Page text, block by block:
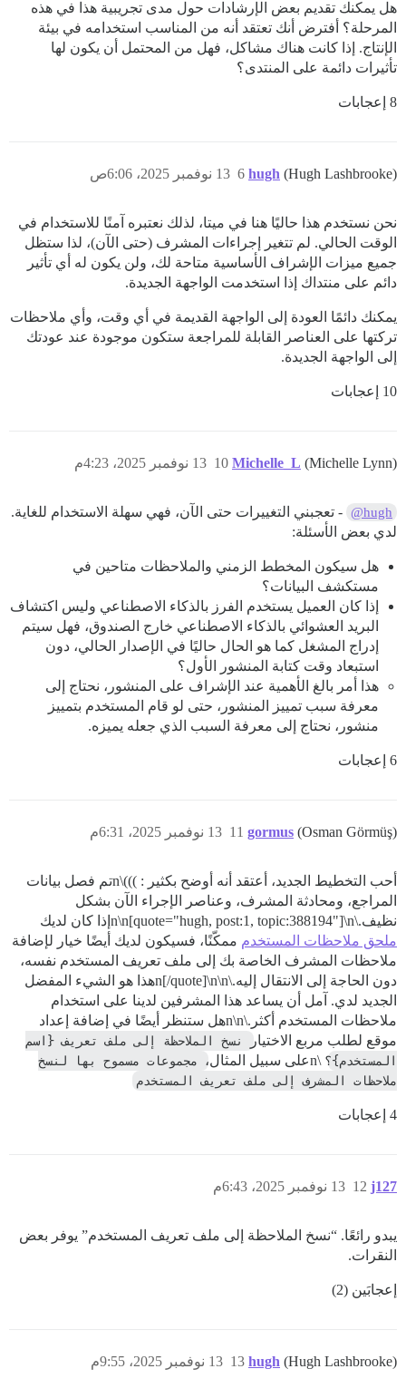
هل يمكنك تقديم بعض الإرشادات حول مدى تجريبية هذا في هذه
المرحلة؟ أفترض أنك تعتقد أنه من المناسب استخدامه في بيئة
الإنتاج. إذا كانت هناك مشاكل، فهل من المحتمل أن يكون لها
تأثيرات دائمة على المنتدى؟
8 إعجابات
hugh (Hugh Lashbrooke) 13 نوفمبر 2025، 6:06ص 6
نحن نستخدم هذا حاليًا هنا في ميتا، لذلك نعتبره آمنًا للاستخدام في
الوقت الحالي. لم تتغير إجراءات المشرف (حتى الآن)، لذا ستظل
جميع ميزات الإشراف الأساسية متاحة لك، ولن يكون له أي تأثير
دائم على منتداك إذا استخدمت الواجهة الجديدة.
يمكنك دائمًا العودة إلى الواجهة القديمة في أي وقت، وأي ملاحظات
تركتها على العناصر القابلة للمراجعة ستكون موجودة عند عودتك
إلى الواجهة الجديدة.
10 إعجابات
Michelle_L (Michelle Lynn) 13 نوفمبر 2025، 4:23م 10
@hugh - تعجبني التغييرات حتى الآن، فهي سهلة الاستخدام للغاية.
لدي بعض الأسئلة:
هل سيكون المخطط الزمني والملاحظات متاحين في
مستكشف البيانات؟
إذا كان العميل يستخدم الفرز بالذكاء الاصطناعي وليس اكتشاف
البريد العشوائي بالذكاء الاصطناعي خارج الصندوق، فهل سيتم
إدراج المشغل كما هو الحال حاليًا في الإصدار الحالي، دون
استبعاد وقت كتابة المنشور الأول؟
هذا أمر بالغ الأهمية عند الإشراف على المنشور، نحتاج إلى
معرفة سبب تمييز المنشور، حتى لو قام المستخدم بتمييز
منشور، نحتاج إلى معرفة السبب الذي جعله يميزه.
6 إعجابات
gormus (Osman Görmüş) 13 نوفمبر 2025، 6:31م 11
أحب التخطيط الجديد، أعتقد أنه أوضح بكثير : )))\nتم فصل بيانات
المراجع، ومحادثة المشرف، وعناصر الإجراء الآن بشكل
نظيف.\n\n[quote="hugh, post:1, topic:388194"]\nإذا كان لديك
ملحق ملاحظات المستخدم ممكّنًا، فسيكون لديك أيضًا خيار لإضافة
ملاحظات المشرف الخاصة بك إلى ملف تعريف المستخدم نفسه،
دون الحاجة إلى الانتقال إليه.\n[/quote]\n\nهذا هو الشيء المفضل
الجديد لدي. آمل أن يساعد هذا المشرفين لدينا على استخدام
ملاحظات المستخدم أكثر.\n\nهل ستنظر أيضًا في إضافة إعداد
موقع لطلب مربع الاختيار
المستخدم}؟ \nعلى سبيل المثال،
ملاحظات المشرف إلى ملف تعريف المستخدم
4 إعجابات
j127 13 نوفمبر 2025، 6:43م 12
يبدو رائعًا. “نسخ الملاحظة إلى ملف تعريف المستخدم” يوفر بعض
النقرات.
إعجابَين (2)
hugh (Hugh Lashbrooke) 13 نوفمبر 2025، 9:55م 13